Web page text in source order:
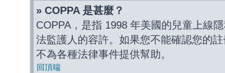
» COPPA 是甚麼？
COPPA，是指 1998 年美國的兒童上線
法監護人的容許。如果您不能確認您的
不為各種法律事件提供幫助。
回頂端